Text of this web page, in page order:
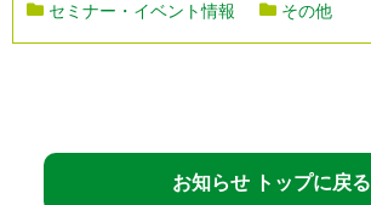
セミナー・イベント情報
その他
お知らせ トップに戻る